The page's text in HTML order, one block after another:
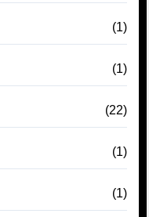
(1)
(1)
(22)
(1)
(1)